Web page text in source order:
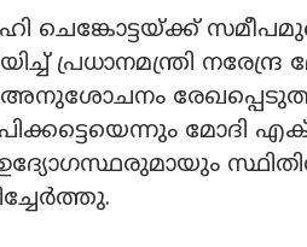
ചെങ്കോട്ടയ്ക്ക്
പ്രധാനമന്ത്രി നരേന്ദ്ര
അനുശോചനം
മോദി
ഉദ്യോഗസ്ഥരുമായും